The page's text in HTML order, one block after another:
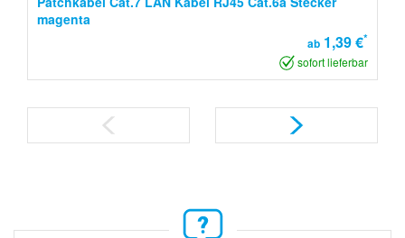
magenta
ab 1,39 €*
sofort lieferbar